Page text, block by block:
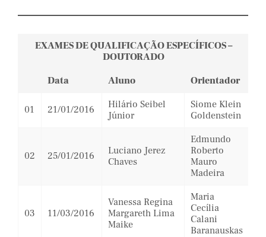
EXAMES DE QUALIFICAÇÃO ESPECÍFICOS –
DOUTORADO
Data
Aluno Orientador
01 21/01/2016
Hilário Seibel
Júnior
Siome Klein
Goldenstein
02 25/01/2016
Luciano Jerez
Chaves
Edmundo
Roberto
Mauro
Madeira
03 11/03/2016
Vanessa Regina
Margareth Lima
Maike
Maria
Cecília
Calani
Baranauskas